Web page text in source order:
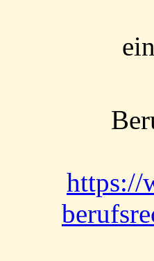
https://